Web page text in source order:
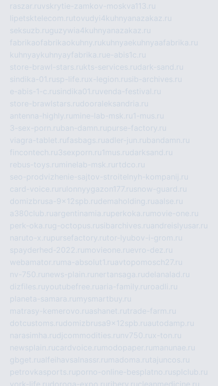
raszar.ruvskrytie-zamkov-moskva113.ru
lipetsktelecom.rutovudyi4kuhnyanazakaz.ru
seksuzb.ruguzywia4kuhnyanazakaz.ru
fabrikaofabrikaokuhny.rukuhnyaekuhnyaafabrika.ru
kuhnyaykuhnyayfabrika.rue-abis1c.ru
store-brawl-stars.rukts-services.rudark-sand.ru
sindika-01.rusp-life.rux-legion.rusib-archives.ru
e-abis-1-c.rusindika01.ruvenda-festival.ru
store-brawlstars.rudooraleksandria.ru
antenna-highly.ru mine-lab-msk.ru1-mus.ru
3-sex-porn.ruban-damn.rupurse-factory.ru
viagra-tablet.rufasbags.ruadler-jun.rubandamn.ru
fincontech.ru3sexporn.ru1mus.rudarksand.ru
rebus-toys.ru minelab-msk.ru rtdco.ru
seo-prodvizhenie-sajtov-stroitelnyh-kompanij.ru
card-voice.ru rulonnyygazon177.rusnow-guard.ru
domizbrusa-9x12spb.rudemaholding.ruaalse.ru
a380club.ruargentinamia.ruperkoka.ru movie-one.ru
perk-oka.rug-octopus.rusibarchives.ruandreislyusar.ru
naruto-x.rupursefactory.rutor-lyubov-i-grom.ru
spayderhed-2022.ru movieone.ruevro-dez.ru
webamator.ru ma-absolut1.ruavtopomosch27.ru
nv-750.ru news-plain.ru nertansaga.rudelanalad.ru
dizfiles.ruyoutubefree.ruaria-family.ru roadli.ru
planeta-samara.ru mysmartbuy.ru
matrasy-kemerovo.ruashanet.rutrade-farm.ru
dotcustoms.rudomizbrusa9x12spb.ruautodamp.ru
narasimha.rudjcommodities.ru nv750.rux-ton.ru
newsplain.rucardvoice.ru modopaper.ru manunae.ru
gbget.rualfeihavsalnassr.ru madoma.rutajuncos.ru
petrovkasports.ruporno-online-besplatno.rusplclub.ru
york-life.rudoroga-expo.ru ribery.rucleanmedicine.ru